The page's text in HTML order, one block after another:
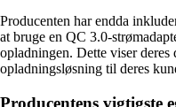
Producenten har endda
at bruge en QC 3.0-
opladningen. Dette viser
opladningsløsning til deres
Producentens vigtigste